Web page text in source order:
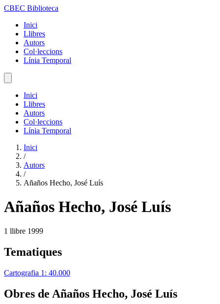
CBEC Biblioteca
Inici
Llibres
Autors
Col·leccions
Línia Temporal
Inici
Llibres
Autors
Col·leccions
Línia Temporal
Inici
/
Autors
/
Añaños Hecho, José Luís
Añaños Hecho, José Luís
1 llibre 1999
Tematiques
Cartografia 1: 40.000
Obres de Añaños Hecho, José Luís